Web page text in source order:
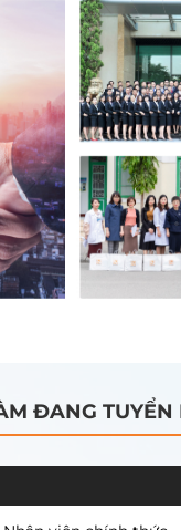
ĐANG TUYỂN